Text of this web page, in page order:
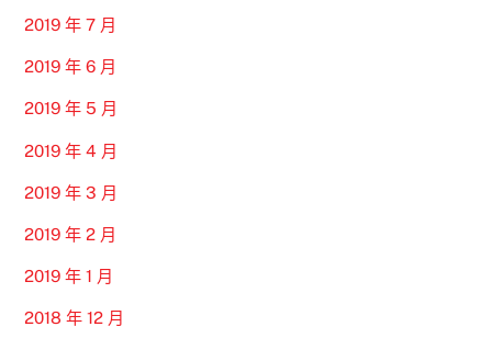
2019 年 7 月
2019 年 6 月
2019 年 5 月
2019 年 4 月
2019 年 3 月
2019 年 2 月
2019 年 1 月
2018 年 12 月